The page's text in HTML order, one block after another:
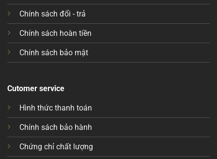
Chính sách đổi - trả
Chính sách hoàn tiền
Chính sách bảo mật
Cutomer service
Hình thức thanh toán
Chính sách bảo hành
Chứng chỉ chất lượng